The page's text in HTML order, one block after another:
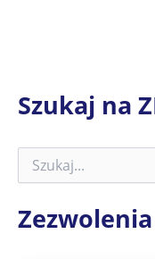
Szukaj na
k
a
Zezwolenia